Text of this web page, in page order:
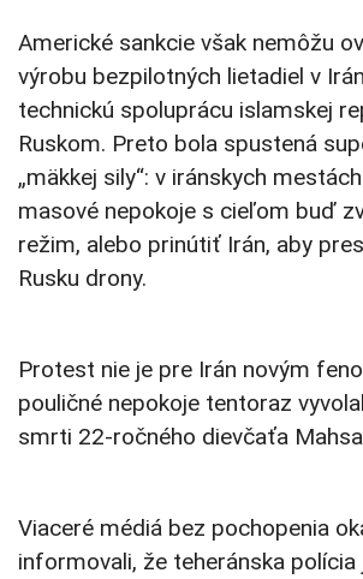
Americké sankcie však nemôžu
výrobu bezpilotných lietadiel v
technickú spoluprácu islamskej
Ruskom. Preto bola spustená
„mäkkej sily“: v iránskych
masové nepokoje s cieľom buď
režim, alebo prinútiť Irán, aby
Rusku drony.
Protest nie je pre Irán novým
pouličné nepokoje tentoraz
smrti 22-ročného dievčaťa
Viaceré médiá bez pochopenia
informovali, že teheránska polícia